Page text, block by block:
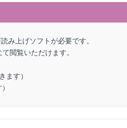
み上げソフトが必要です。
閲覧いただけます。
ます）